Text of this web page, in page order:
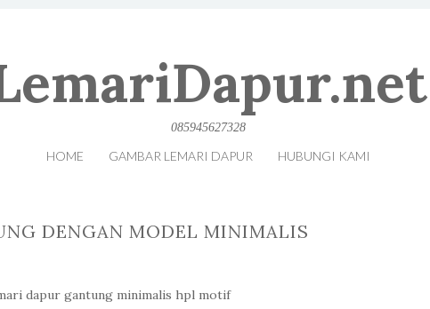
085945627328
HOME GAMBAR LEMARI DAPUR HUBUNGI KAMI
DENGAN MODEL MINIMALIS